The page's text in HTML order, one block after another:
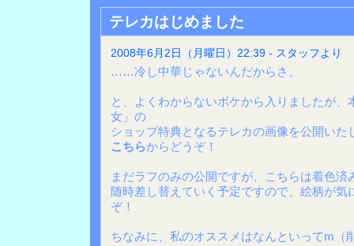
テレカはじめました
2008年6月2日（月曜日）22:39 - スタッフより
……冷し中華じゃないんだからさ。
と、よくわからないボケから入りましたが
女」の
ショップ特典となるテレカの画像を公開いた
こちらからどうぞ！
まだラフのみの公開ですが、こちらは着色済
随時差し替えていく予定ですので、絵柄が気
ぞ！
ちなみに、私のオススメはなんといってm（